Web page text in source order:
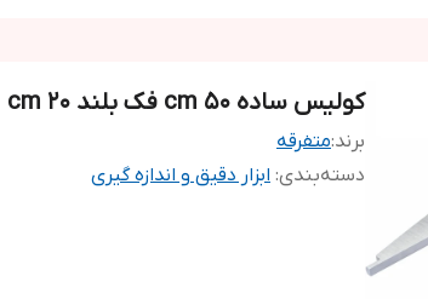
کولیس ساده 50 cm فک بلند 20 cm
برند:متفرقه
دسته‌بندی: ابزار دقیق و اندازه گیری